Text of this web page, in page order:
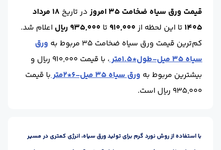
قیمت ورق سیاه ضخامت 35 امروز در تاریخ
18 مرداد
1405 تا این لحظه از910,000 تا 935,000 ریال
اعلام شد.
کم‌ترین قیمت ورق سیاه ضخامت 35 مربوط به
ورق
سیاه 35 میل-طول*1.5متر
، با قیمت 910,000 ریال و
بیشترین مربوط به ورق سیاه 35 میل-6*2متر
با قیمت
935,000 ریال است.
با استفاده از روش نورد گرم برای تولید ورق سیاه، انرژی کمتری در مسیر